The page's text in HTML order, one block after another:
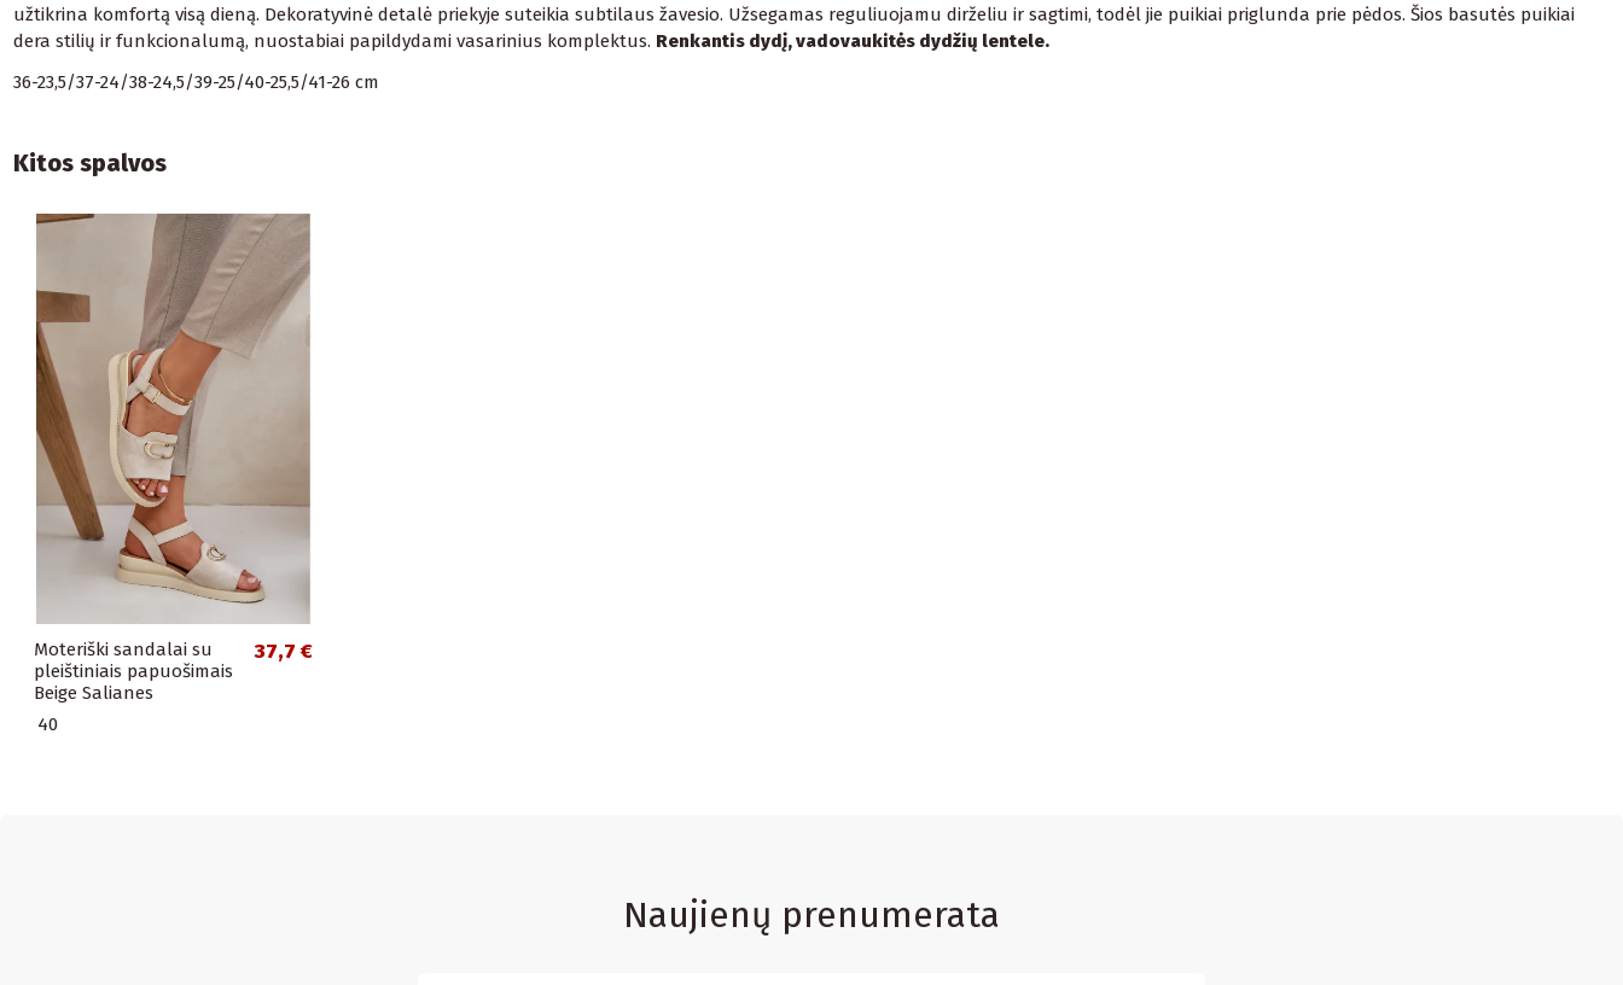
užtikrina komfortą visą dieną. Dekoratyvinė detalė priekyje suteikia subtilaus žavesio. Užsegamas reguliuojamu dirželiu ir sagtimi, todėl jie puikiai priglunda prie pėdos. Šios basutės puikiai
dera stilių ir funkcionalumą, nuostabiai papildydami vasarinius komplektus. Renkantis dydį, vadovaukitės dydžių lentele.
36-23,5/37-24/38-24,5/39-25/40-25,5/41-26 cm
Kitos spalvos
Moteriški sandalai su
pleištiniais papuošimais
Beige Salianes
37,7 €
40
Naujienų prenumerata